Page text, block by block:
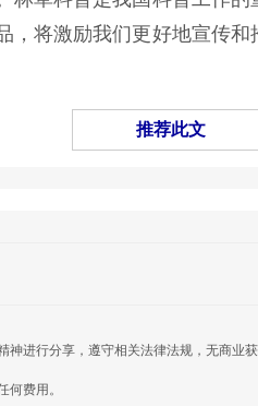
，将激励我们更好地宣传和
推荐此文
进行分享，遵守相关法律法规，无商业获
费用。